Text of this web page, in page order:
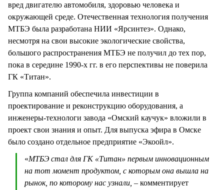
вред двигателю автомобиля, здоровью человека и
окружающей среде. Отечественная технология получения
МТБЭ была разработана НИИ «Ярсинтез». Однако,
несмотря на свои высокие экологические свойства,
большого распространения МТБЭ не получил до тех пор,
пока в середине 1990-х гг. в его перспективы не поверила
ГК «Титан».
Группа компаний обеспечила инвестиции в
проектирование и реконструкцию оборудования, а
инженеры-технологи завода «Омский каучук» вложили в
проект свои знания и опыт. Для выпуска эфира в Омске
было создано отдельное предприятие «Экоойл».
«МТБЭ стал для ГК «Титан» первым инновационным
на тот момент продуктом, с которым она вышла на
рынок, по которому нас узнали, – комментирует